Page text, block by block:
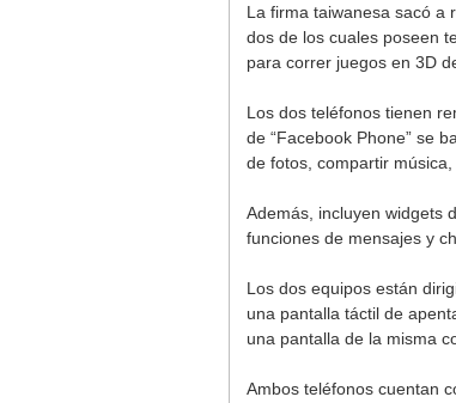
La firma taiwanesa sacó a
dos de los cuales poseen
para correr juegos en 3D
Los dos teléfonos tienen
de “Facebook Phone” se
de fotos, compartir música,
Además, incluyen widgets
funciones de mensajes y
Los dos equipos están
una pantalla táctil de
una pantalla de la misma
Ambos teléfonos cuentan